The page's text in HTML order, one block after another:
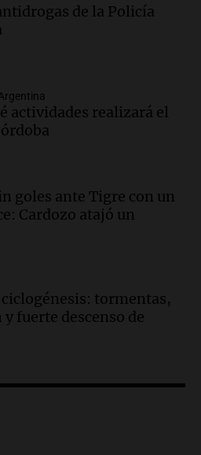
el paso Cristo
un puerto minero en
a comisario de la
de corrupción en
implicados
y viento fuerte para
más de 140 autos
de la Policía
actividades realizará el
goles ante Tigre con un
Cardozo atajó un
tormentas,
fuerte descenso de